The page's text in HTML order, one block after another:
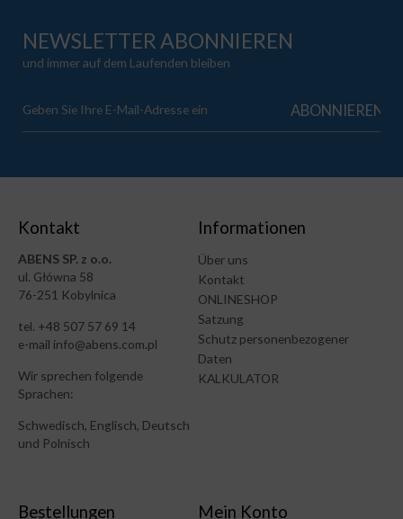
NEWSLETTER ABONNIEREN
und immer auf dem Laufenden bleiben
Kontakt
ABENS SP. z o.o.
ul. Główna 58
76-251 Kobylnica
tel. +48 507 57 69 14
e-mail info@abens.com.pl
Wir sprechen folgende
Sprachen:
Schwedisch, Englisch, Deutsch
und Polnisch
Informationen
Über uns
Kontakt
ONLINESHOP
Satzung
Schutz personenbezogener
Daten
KALKULATOR
Bestellungen Mein Konto